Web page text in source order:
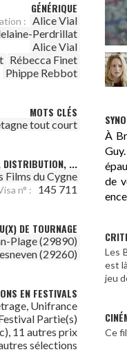
GÉNÉRIQUE
: Alice Vial
Perdrillat
Alice Vial
Rébecca Finet
Phippe Rebbot
MOTS CLÉS
tout court
DISTRIBUTION, ...
Films du Cygne
n° : 145 711
DE TOURNAGE
Plage (29890)
(29260)
EN FESTIVALS
Unifrance
Partie(s)
11 autres prix
sélections
À
de
Les
est
jeu
Ce